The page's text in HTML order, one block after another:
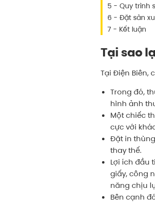
5 - Quy trình
6 - Đặt sản
7 - Kết luận
Tại sao
Tại Điện Biên,
Trong đó,
hình ảnh
Một chiếc
cực với
Đặt in
thay thế.
Lợi ích đầu
giấy, công
năng chịu
Bên cạnh